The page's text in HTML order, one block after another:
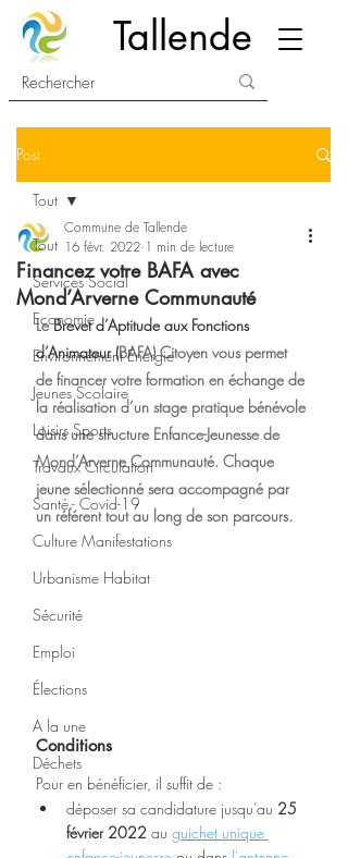
Tallende
Post
Tout
Services Social
Economie
Environnement Energie
Jeunes Scolaire
Loisirs Sports
Travaux Circulation
Santé - Covid-19
Culture Manifestations
Urbanisme Habitat
Sécurité
Emploi
Élections
A la une
Déchets
Tout
Financez votre BAFA avec
Mond’Arverne Communauté
Commune de Tallende
16 févr. 2022 1 min de lecture
Le Brevet d’Aptitude aux Fonctions
d’Animateur (BAFA) Citoyen vous permet
de financer votre formation en échange de
la réalisation d’un stage pratique bénévole
dans une structure Enfance-Jeunesse de
Mond’Arverne Communauté. Chaque
jeune sélectionné sera accompagné par
un référent tout au long de son parcours.
Conditions
Pour en bénéficier, il suffit de :
déposer sa candidature jusqu’au 25
février 2022 au guichet unique